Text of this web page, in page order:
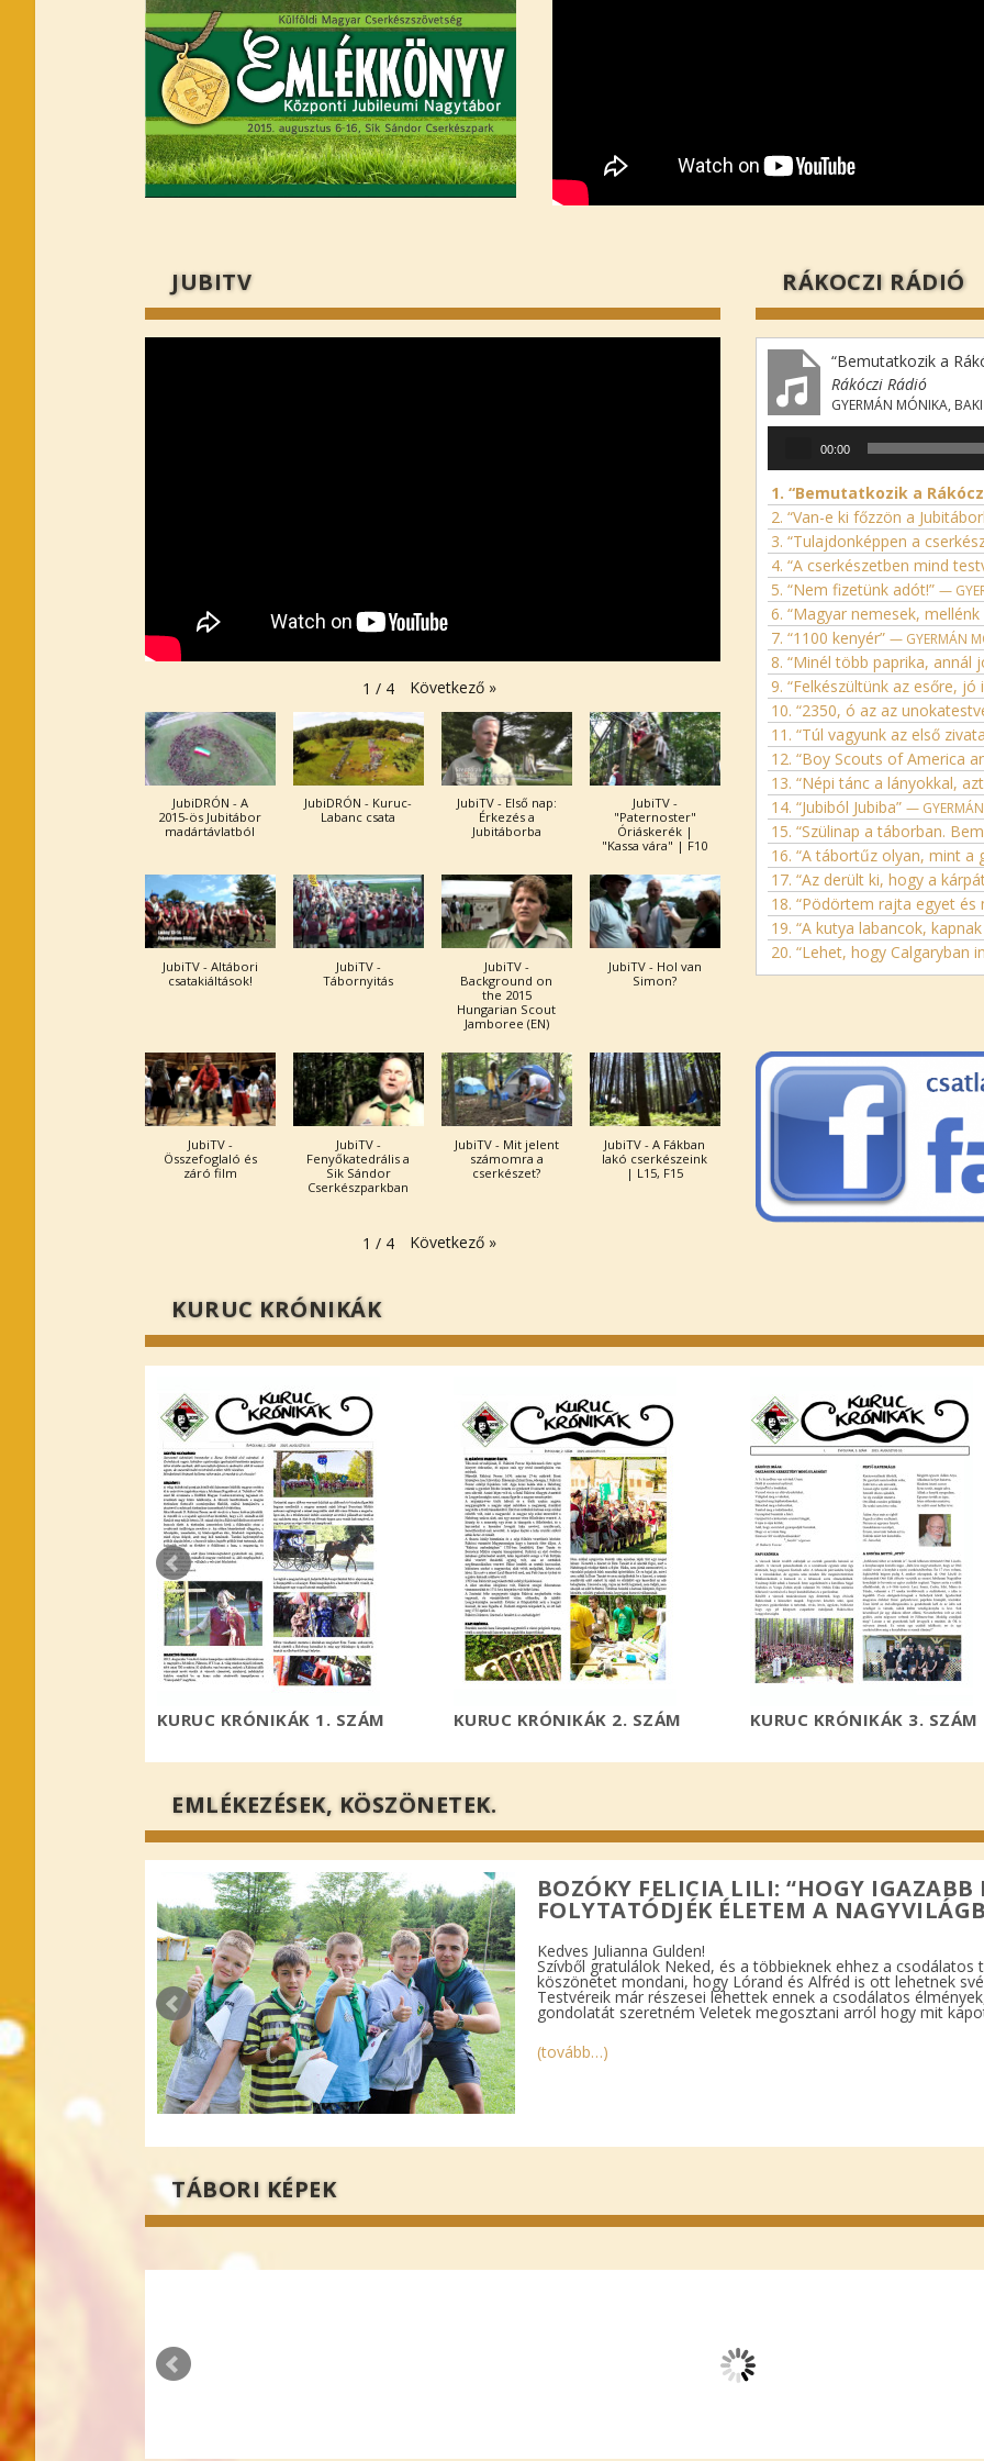
JUBITV
1 / 4 Következő »
JubiDRÓN - A
2015-ös Jubitábor
madártávlatból
JubiDRÓN - Kuruc-
Labanc csata
JubiTV - Első nap:
Érkezés a
Jubitáborba
JubiTV -
"Paternoster"
Óriáskerék |
"Kassa vára" | F10
JubiTV - Altábori
csatakiáltások!
JubiTV -
Tábornyitás
JubiTV -
Background on
the 2015
Hungarian Scout
Jamboree (EN)
JubiTV - Hol van
Simon?
JubiTV -
Összefoglaló és
záró film
JubiTV -
Fenyőkatedrális a
Sik Sándor
Cserkészparkban
JubiTV - Mit jelent
számomra a
cserkészet?
JubiTV - A Fákban
lakó cserkészeink
| L15, F15
1 / 4 Következő »
RÁKOCZI RÁDIÓ
“Bemutatkozik a
Rákóczi Rádió
GYERMÁN MÓNIKA,
lejátszó00:00
1.“Bemutatkozik a
2.“Van-e ki főzzön a
3.“Tulajdonképpen a
4.“A cserkészetben mind
5.“Nem fizetünk adót!”—
6.“Magyar nemesek,
7.“1100 kenyér”— GYERMÁN
8.“Minél több paprika, annál
9.“Felkészültünk az esőre, jó
10.“2350, ó az az
11.“Túl vagyunk az első
12.“Boy Scouts of America and
13.“Népi tánc a lányokkal,
14.“Jubiból Jubiba”— GYERMÁN
15.“Szülinap a táborban. Bemutatjuk Rákóczi hobbiját, az asztalos
16.“A tábortűz olyan, mint a
17.“Az derült ki, hogy a
18.“Pödörtem rajta egyet és
19.“A kutya labancok,
20.“Lehet, hogy Calgaryban
KURUC KRÓNIKÁK
KURUC KRÓNIKÁK 1. SZÁM KURUC KRÓNIKÁK 2. SZÁM KURUC KRÓNIKÁK 3. SZÁM
EMLÉKEZÉSEK, KÖSZÖNETEK.
BOZÓKY FELICIA LILI: “HOGY IGAZABB
FOLYTATÓDJÉK ÉLETEM A
Kedves Julianna Gulden!
Szívből gratulálok Neked, és a többieknek ehhez a
köszönetet mondani, hogy Lórand és Alfréd is ott lehetnek
Testvéreik már részesei lehettek ennek a csodálatos
gondolatát szeretném Veletek megosztani arról hogy mit
(tovább…)
TÁBORI KÉPEK